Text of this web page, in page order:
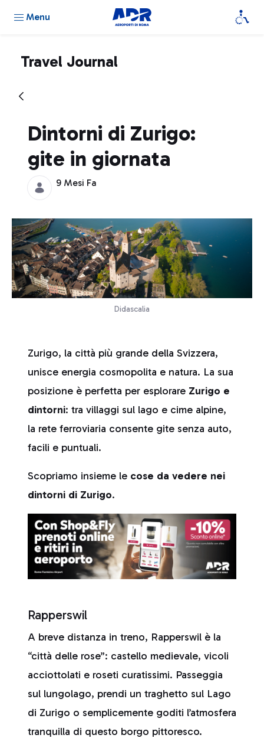
Menu
Travel Journal
Dintorni di Zurigo:
gite in giornata
9 Mesi Fa
Didascalia
Zurigo, la città più grande della Svizzera,
unisce energia cosmopolita e natura. La sua
posizione è perfetta per esplorare Zurigo e
dintorni: tra villaggi sul lago e cime alpine,
la rete ferroviaria consente gite senza auto,
facili e puntuali.
Scopriamo insieme le cose da vedere nei
dintorni di Zurigo.
Rapperswil
A breve distanza in treno, Rapperswil è la
“città delle rose”: castello medievale, vicoli
acciottolati e roseti curatissimi. Passeggia
sul lungolago, prendi un traghetto sul Lago
di Zurigo o semplicemente goditi l’atmosfera
tranquilla di questo borgo pittoresco.